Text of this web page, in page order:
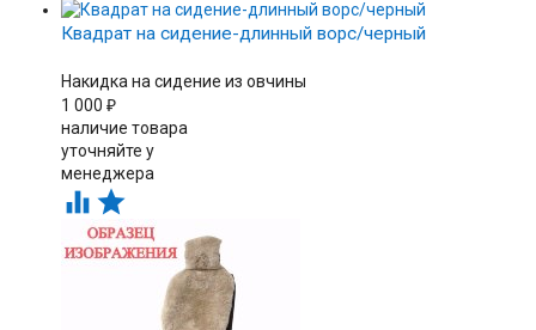
Квадрат на сидение-длинный ворс/черный
Накидка на сидение из овчины
1 000 ₽
наличие товара
уточняйте у
менеджера
 